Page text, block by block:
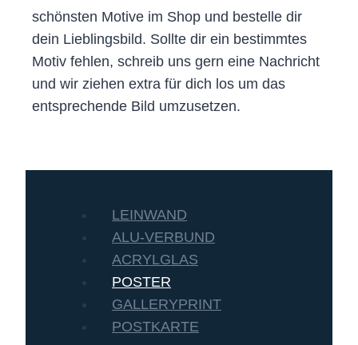
schönsten Motive im Shop und bestelle dir
dein Lieblingsbild. Sollte dir ein bestimmtes
Motiv fehlen, schreib uns gern eine Nachricht
und wir ziehen extra für dich los um das
entsprechende Bild umzusetzen.
LEINWAND
ALU-VERBUND
ACRYLGLAS
POSTER
GALLERYPRINT
POSTKARTE